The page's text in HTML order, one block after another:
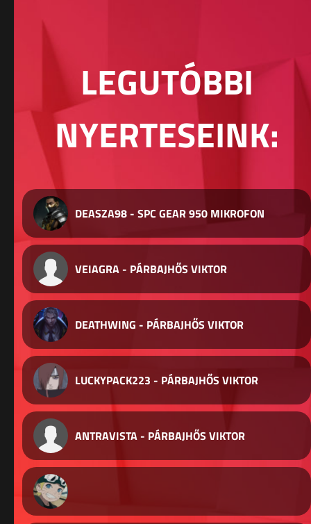
LEGUTÓBBI
NYERTESEINK:
DEASZA98 - SPC GEAR 950 MIKROFON
VEIAGRA - PÁRBAJHŐS VIKTOR
DEATHWING - PÁRBAJHŐS VIKTOR
LUCKYPACK223 - PÁRBAJHŐS VIKTOR
ANTRAVISTA - PÁRBAJHŐS VIKTOR